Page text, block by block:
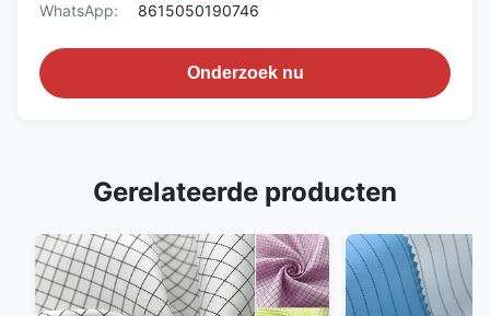
WhatsApp:
8615050190746
Onderzoek nu
Gerelateerde producten